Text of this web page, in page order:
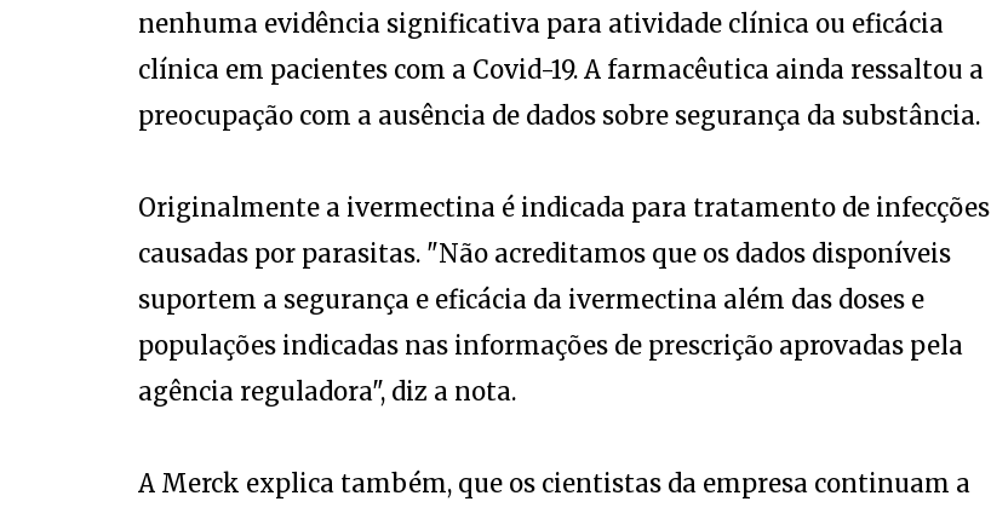
nenhuma evidência significativa para atividade clínica ou eficácia
clínica em pacientes com a Covid-19. A farmacêutica ainda ressaltou a
preocupação com a ausência de dados sobre segurança da substância.
Originalmente a ivermectina é indicada para tratamento de infecções
causadas por parasitas. "Não acreditamos que os dados disponíveis
suportem a segurança e eficácia da ivermectina além das doses e
populações indicadas nas informações de prescrição aprovadas pela
agência reguladora", diz a nota.
A Merck explica também, que os cientistas da empresa continuam a